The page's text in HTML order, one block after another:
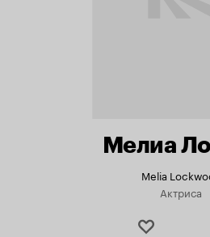
Мелиа
Melia
Актриса